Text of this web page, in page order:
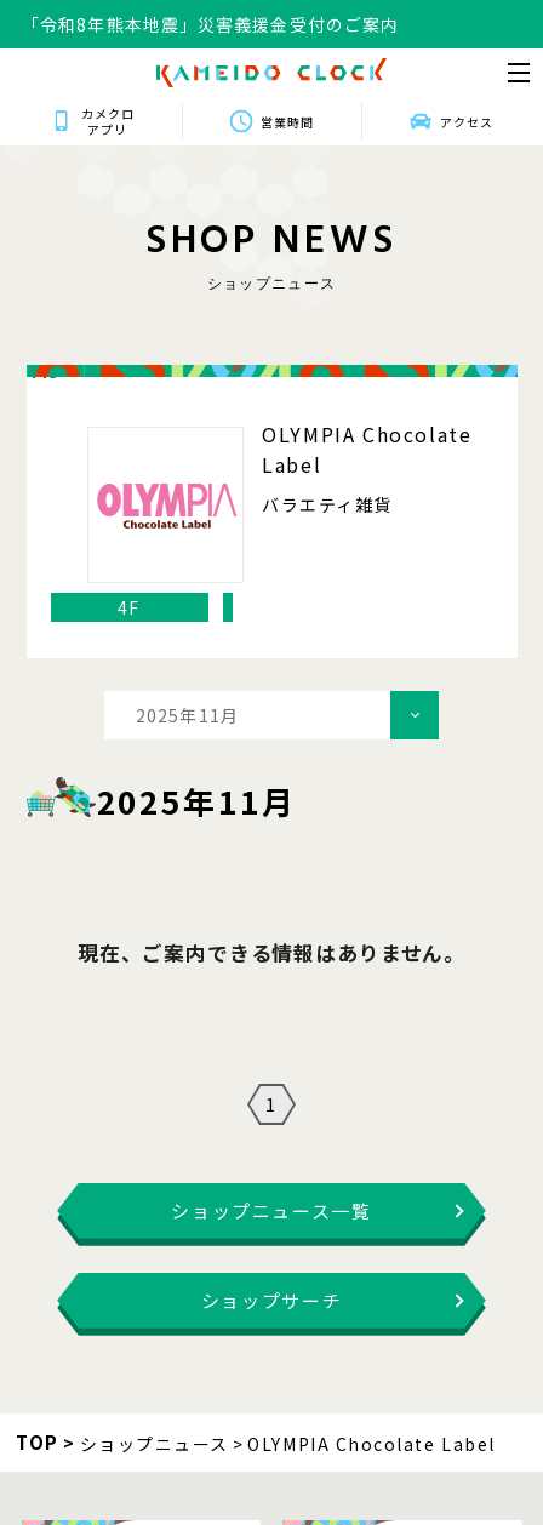
「令和8年熊本地震」災害義援金受付のご案内
カメクロ
アプリ
営業時間 アクセス
SHOP NEWS
ショップニュース
413
OLYMPIA Chocolate
Label
バラエティ雑貨
4F
2025年11月
2025年11月
現在、ご案内できる情報はありません。
1
ショップニュース一覧
ショップサーチ
TOP ショップニュース OLYMPIA Chocolate Label